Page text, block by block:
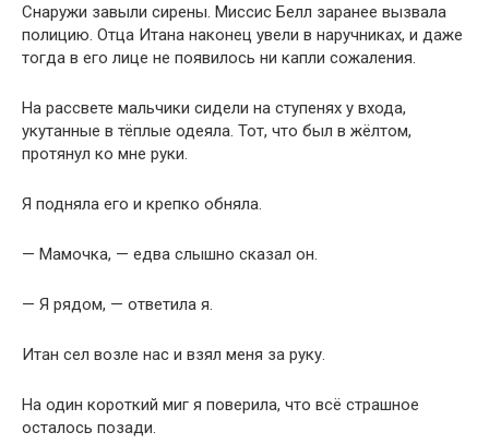
Снаружи завыли сирены. Миссис Белл заранее вызвала
полицию. Отца Итана наконец увели в наручниках, и даже
тогда в его лице не появилось ни капли сожаления.
На рассвете мальчики сидели на ступенях у входа,
укутанные в тёплые одеяла. Тот, что был в жёлтом,
протянул ко мне руки.
Я подняла его и крепко обняла.
— Мамочка, — едва слышно сказал он.
— Я рядом, — ответила я.
Итан сел возле нас и взял меня за руку.
На один короткий миг я поверила, что всё страшное
осталось позади.